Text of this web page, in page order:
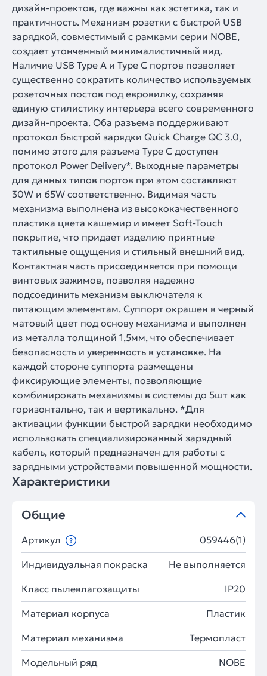
дизайн-проектов, где важны как эстетика, так и
практичность. Механизм розетки с быстрой USB
зарядкой, совместимый с рамками серии NOBE,
создает утонченный минималистичный вид.
Наличие USB Type A и Type C портов позволяет
существенно сократить количество используемых
розеточных постов под евровилку, сохраняя
единую стилистику интерьера всего современного
дизайн-проекта. Оба разъема поддерживают
протокол быстрой зарядки Quick Charge QC 3.0,
помимо этого для разъема Type C доступен
протокол Power Delivery*. Выходные параметры
для данных типов портов при этом составляют
30W и 65W соответственно. Видимая часть
механизма выполнена из высококачественного
пластика цвета кашемир и имеет Soft-Touch
покрытие, что придает изделию приятные
тактильные ощущения и стильный внешний вид.
Контактная часть присоединяется при помощи
винтовых зажимов, позволяя надежно
подсоединить механизм выключателя к
питающим элементам. Суппорт окрашен в черный
матовый цвет под основу механизма и выполнен
из металла толщиной 1,5мм, что обеспечивает
безопасность и уверенность в установке. На
каждой стороне суппорта размещены
фиксирующие элементы, позволяющие
комбинировать механизмы в системы до 5шт как
горизонтально, так и вертикально. *Для
активации функции быстрой зарядки необходимо
использовать специализированный зарядный
кабель, который предназначен для работы с
зарядными устройствами повышенной мощности.
Характеристики
Общие
Артикул 059446(1)
Индивидуальная покраска Не выполняется
Класс пылевлагозащиты IP20
Материал корпуса Пластик
Материал механизма Термопласт
Модельный ряд NOBE